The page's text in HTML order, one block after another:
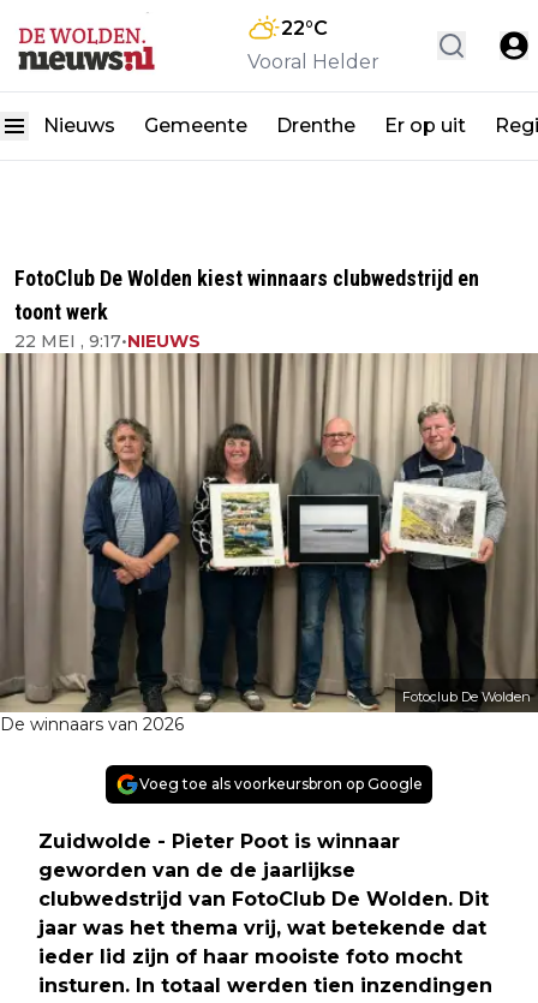
22°C
Vooral Helder
Nieuws Gemeente Drenthe Er op uit
FotoClub De Wolden kiest winnaars clubwedstrijd en
toont werk
22 MEI , 9:17•NIEUWS
Fotoclub De Wolden
De winnaars van 2026
Voeg toe als voorkeursbron op Google
Zuidwolde - Pieter Poot is winnaar
geworden van de de jaarlijkse
clubwedstrijd van FotoClub De Wolden. Dit
jaar was het thema vrij, wat betekende dat
ieder lid zijn of haar mooiste foto mocht
insturen. In totaal werden tien inzendingen